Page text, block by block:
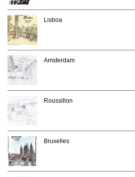
Lisboa
Amsterdam
Roussillon
Bruxelles